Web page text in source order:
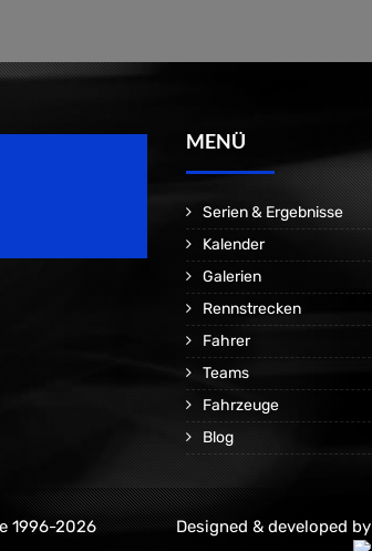
MENÜ
Serien & Ergebnisse
Kalender
Galerien
Rennstrecken
Fahrer
Teams
Fahrzeuge
Blog
1996-2026 Designed & developed by